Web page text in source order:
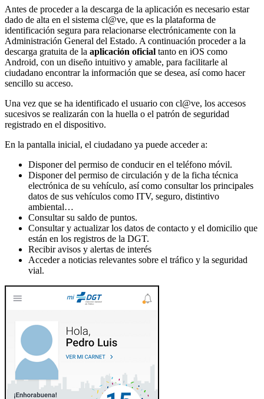
Antes de proceder a la descarga de la aplicación es necesario estar
dado de alta en el sistema cl@ve, que es la plataforma de
identificación segura para relacionarse electrónicamente con la
Administración General del Estado. A continuación proceder a la
descarga gratuita de la aplicación oficial tanto en iOS como
Android, con un diseño intuitivo y amable, para facilitarle al
ciudadano encontrar la información que se desea, así como hacer
sencillo su acceso.
Una vez que se ha identificado el usuario con cl@ve, los accesos
sucesivos se realizarán con la huella o el patrón de seguridad
registrado en el dispositivo.
En la pantalla inicial, el ciudadano ya puede acceder a:
Disponer del permiso de conducir en el teléfono móvil.
Disponer del permiso de circulación y de la ficha técnica
electrónica de su vehículo, así como consultar los principales
datos de sus vehículos como ITV, seguro, distintivo
ambiental…
Consultar su saldo de puntos.
Consultar y actualizar los datos de contacto y el domicilio que
están en los registros de la DGT.
Recibir avisos y alertas de interés
Acceder a noticias relevantes sobre el tráfico y la seguridad
vial.